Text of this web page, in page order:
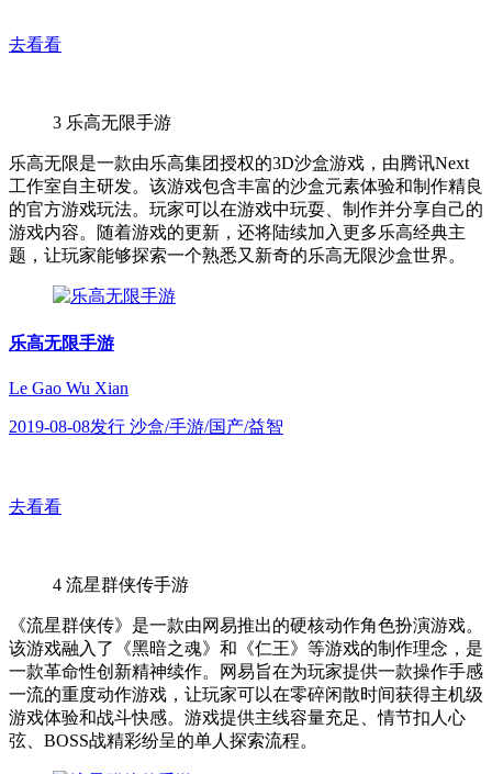
去看看
3 乐高无限手游
乐高无限是一款由乐高集团授权的3D沙盒游戏，由腾讯Next
工作室自主研发。该游戏包含丰富的沙盒元素体验和制作精良
的官方游戏玩法。玩家可以在游戏中玩耍、制作并分享自己的
游戏内容。随着游戏的更新，还将陆续加入更多乐高经典主
题，让玩家能够探索一个熟悉又新奇的乐高无限沙盒世界。
乐高无限手游
Le Gao Wu Xian
2019-08-08发行 沙盒/手游/国产/益智
去看看
4 流星群侠传手游
《流星群侠传》是一款由网易推出的硬核动作角色扮演游戏。
该游戏融入了《黑暗之魂》和《仁王》等游戏的制作理念，是
一款革命性创新精神续作。网易旨在为玩家提供一款操作手感
一流的重度动作游戏，让玩家可以在零碎闲散时间获得主机级
游戏体验和战斗快感。游戏提供主线容量充足、情节扣人心
弦、BOSS战精彩纷呈的单人探索流程。